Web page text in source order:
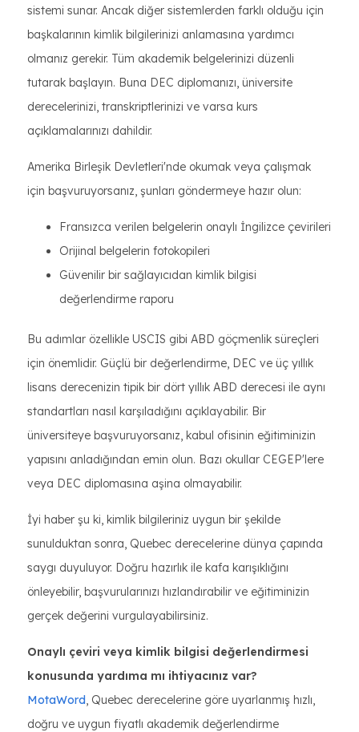
sistemi sunar. Ancak diğer sistemlerden farklı olduğu için
başkalarının kimlik bilgilerinizi anlamasına yardımcı
olmanız gerekir. Tüm akademik belgelerinizi düzenli
tutarak başlayın. Buna DEC diplomanızı, üniversite
derecelerinizi, transkriptlerinizi ve varsa kurs
açıklamalarınızı dahildir.
Amerika Birleşik Devletleri'nde okumak veya çalışmak
için başvuruyorsanız, şunları göndermeye hazır olun:
Fransızca verilen belgelerin onaylı İngilizce çevirileri
Orijinal belgelerin fotokopileri
Güvenilir bir sağlayıcıdan kimlik bilgisi
değerlendirme raporu
Bu adımlar özellikle USCIS gibi ABD göçmenlik süreçleri
için önemlidir. Güçlü bir değerlendirme, DEC ve üç yıllık
lisans derecenizin tipik bir dört yıllık ABD derecesi ile aynı
standartları nasıl karşıladığını açıklayabilir. Bir
üniversiteye başvuruyorsanız, kabul ofisinin eğitiminizin
yapısını anladığından emin olun. Bazı okullar CEGEP'lere
veya DEC diplomasına aşina olmayabilir.
İyi haber şu ki, kimlik bilgileriniz uygun bir şekilde
sunulduktan sonra, Quebec derecelerine dünya çapında
saygı duyuluyor. Doğru hazırlık ile kafa karışıklığını
önleyebilir, başvurularınızı hızlandırabilir ve eğitiminizin
gerçek değerini vurgulayabilirsiniz.
Onaylı çeviri veya kimlik bilgisi değerlendirmesi
konusunda yardıma mı ihtiyacınız var?
MotaWord, Quebec derecelerine göre uyarlanmış hızlı,
doğru ve uygun fiyatlı akademik değerlendirme